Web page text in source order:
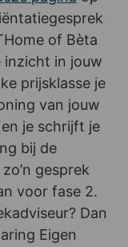
of Bèta
inzicht in jouw
prijsklasse je
van jouw
je schrijft je
bij de
gesprek
voor fase 2.
Dan
Eigen